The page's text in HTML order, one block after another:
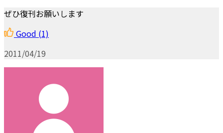
ぜひ復刊お願いします
Good (1)
2011/04/19